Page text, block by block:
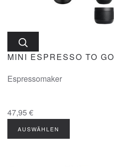
MINI ESPRESSO TO GO
Espressomaker
47,95 €